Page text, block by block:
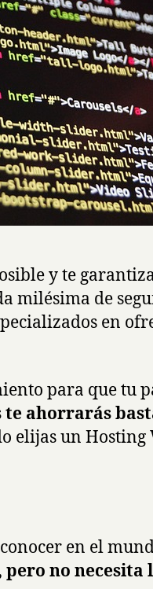
y te
milésima de
en
para que tu
te ahorrarás
un Hosting
en el
no